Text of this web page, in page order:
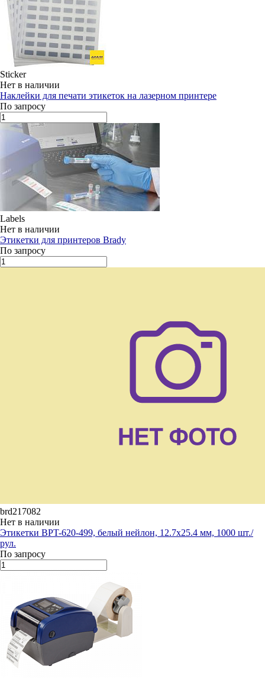
Sticker
Нет в наличии
Наклейки для печати этикеток на лазерном принтере
По запросу
Labels
Нет в наличии
Этикетки для принтеров Brady
По запросу
brd217082
Нет в наличии
Этикетки BPT-620-499, белый нейлон, 12.7х25.4 мм, 1000 шт./
рул.
По запросу